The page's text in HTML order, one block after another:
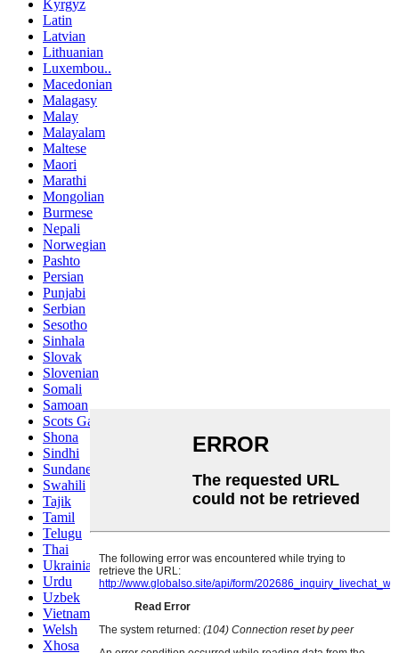
Kyrgyz
Latin
Latvian
Lithuanian
Luxembou..
Macedonian
Malagasy
Malay
Malayalam
Maltese
Maori
Marathi
Mongolian
Burmese
Nepali
Norwegian
Pashto
Persian
Punjabi
Serbian
Sesotho
Sinhala
Slovak
Slovenian
Somali
Samoan
Scots Gaelic
Shona
Sindhi
Sundanese
Swahili
Tajik
Tamil
Telugu
Thai
Ukrainian
Urdu
Uzbek
Vietnamese
Welsh
Xhosa